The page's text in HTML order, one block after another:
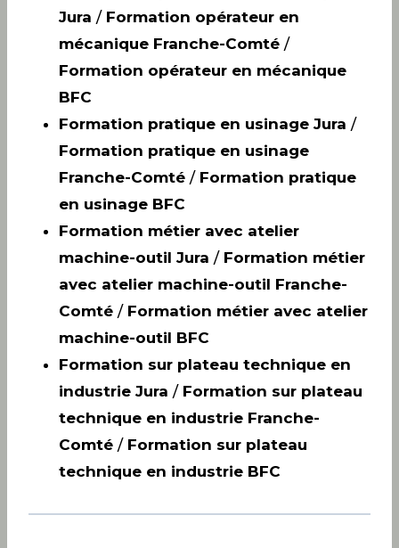
Jura / Formation opérateur en
mécanique Franche-Comté /
Formation opérateur en mécanique
BFC
Formation pratique en usinage Jura /
Formation pratique en usinage
Franche-Comté / Formation pratique
en usinage BFC
Formation métier avec atelier
machine-outil Jura / Formation métier
avec atelier machine-outil Franche-
Comté / Formation métier avec atelier
machine-outil BFC
Formation sur plateau technique en
industrie Jura / Formation sur plateau
technique en industrie Franche-
Comté / Formation sur plateau
technique en industrie BFC